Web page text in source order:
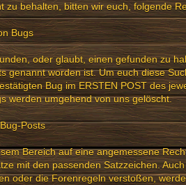
zu behalten, bitten wir euch, folgende
Bugs
oder glaubt, einen gefunden zu
genannt worden ist. Um euch diese
Bug im ERSTEN POST des
werden umgehend von uns gelöscht.
Posts
Bereich auf eine angemessene
mit den passenden Satzzeichen.
oder die Forenregeln verstoßen,